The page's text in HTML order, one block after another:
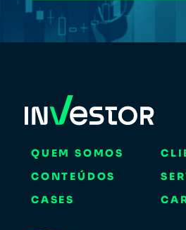
QUEM SOMOS
CONTEÚDOS
CASES